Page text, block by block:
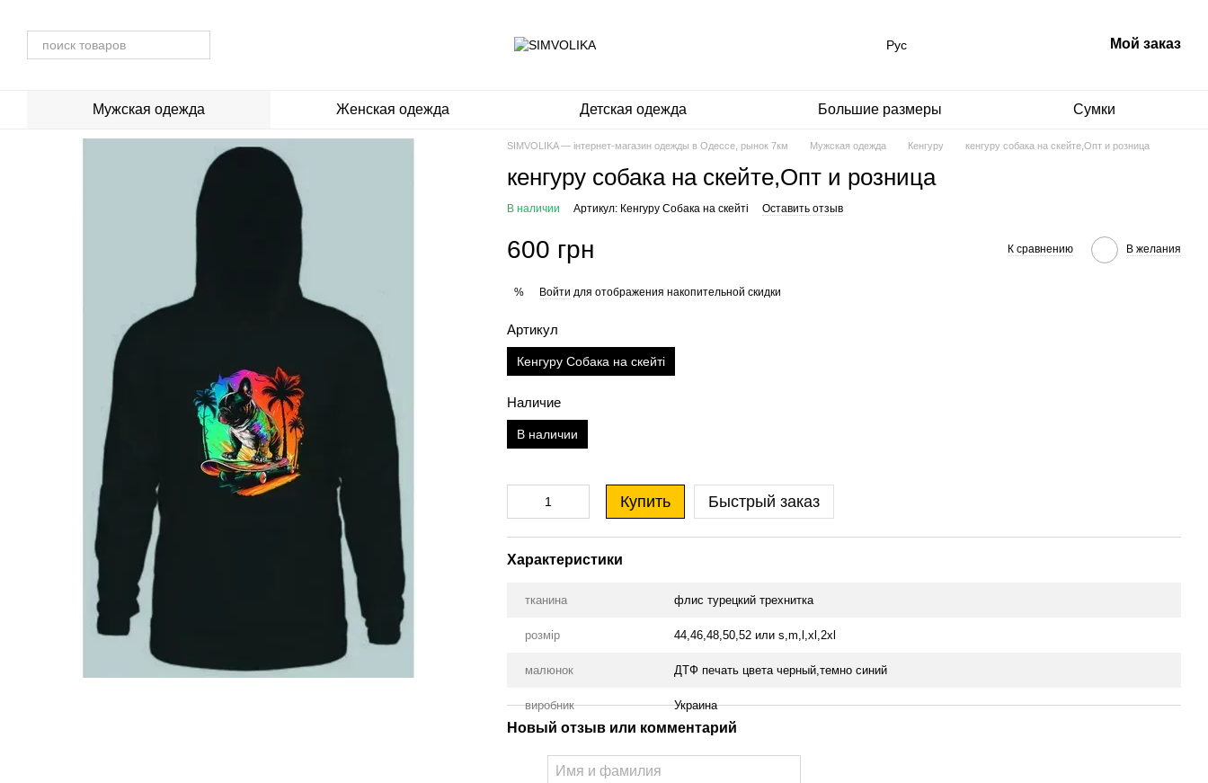
Рус Мой заказ
Мужская одежда Женская одежда Детская одежда Большие размеры Сумки
SIMVOLIKA — інтернет-магазин одежды в Одессе, рынок 7км Мужская одежда Кенгуру кенгуру собака на скейте,Опт и розница
кенгуру собака на скейте,Опт и розница
В наличии Артикул: Кенгуру Собака на скейті Оставить отзыв
600 грн К сравнению В желания
% Войти для отображения накопительной скидки
Артикул
Кенгуру Собака на скейті
Наличие
В наличии
Купить Быстрый заказ
Характеристики
тканина флис турецкий трехнитка
розмір 44,46,48,50,52 или s,m,l,xl,2xl
малюнок ДТФ печать цвета черный,темно синий
виробник Украина
Новый отзыв или комментарий